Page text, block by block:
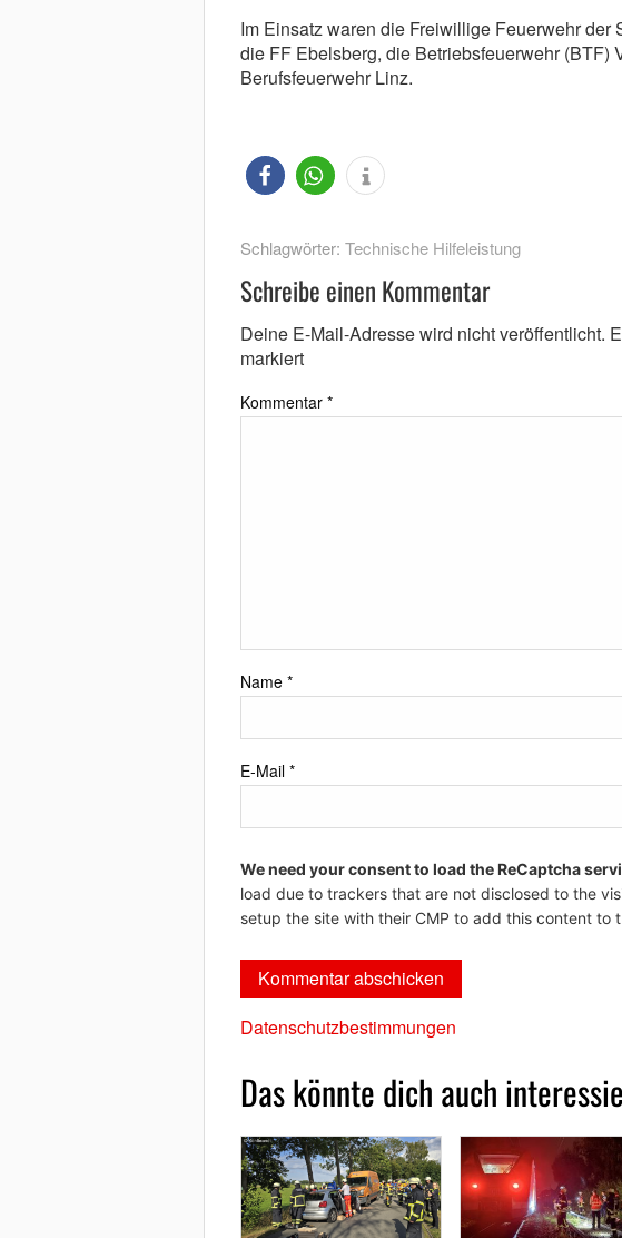
Im Einsatz waren die Freiwillige Feuerwehr der
die FF Ebelsberg, die Betriebsfeuerwehr (BTF)
Berufsfeuerwehr Linz.
Schlagwörter: Technische Hilfeleistung
Schreibe einen Kommentar
Deine E-Mail-Adresse wird nicht veröffentlicht.
markiert
Kommentar *
Name *
E-Mail *
We need your consent to load the ReCaptcha
load due to trackers that are not disclosed to the
setup the site with their CMP to add this content to
Datenschutzbestimmungen
Das könnte dich auch